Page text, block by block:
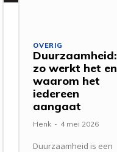
OVERIG
Duurzaamheid:
zo werkt het en
waarom het
iedereen
aangaat
Henk - 4 mei 2026
Duurzaamheid is een